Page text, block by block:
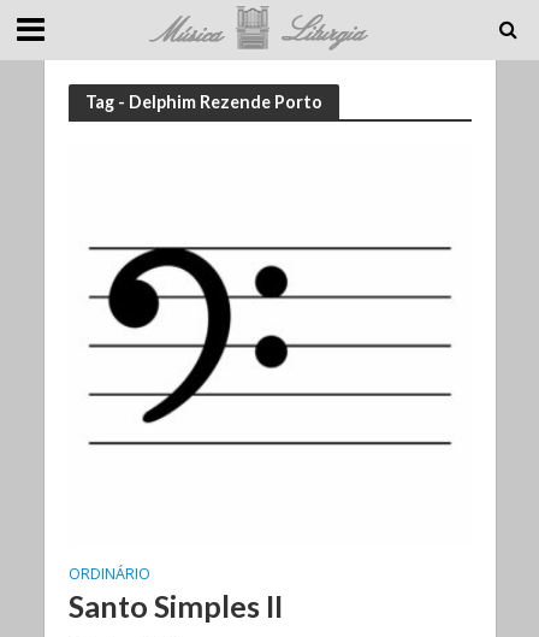
Tag - Delphim Rezende Porto
ORDINÁRIO
Santo Simples II